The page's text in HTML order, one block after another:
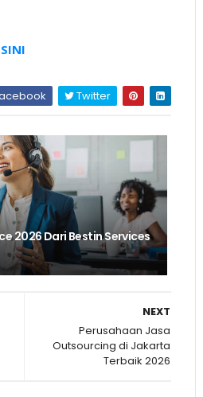
Twitter
2026 Dari Bestin Services
NEXT
Perusahaan Jasa
Outsourcing di Jakarta
Terbaik 2026